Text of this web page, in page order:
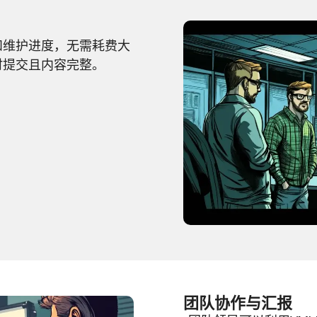
护进度，无需耗费大
交且内容完整。
团队协作与汇报